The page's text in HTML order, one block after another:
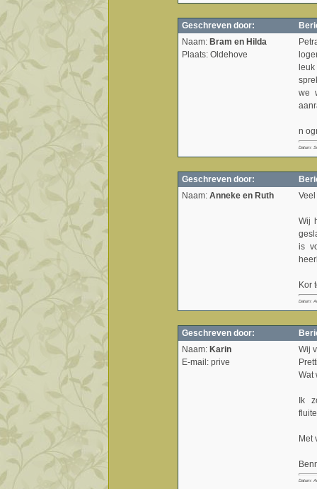
Geschreven door:
Naam: Bram en Hilda
Plaats: Oldehove
we
n
Datum:
Geschreven door:
Naam: Anneke en Ruth
Wij
is
Kor
Datum:
Geschreven door:
Naam: Karin
E-mail: prive
Wij
Wat
Ik
Met
Datum: